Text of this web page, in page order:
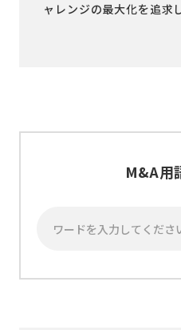
ャレンジの最大化を追求
M&A用